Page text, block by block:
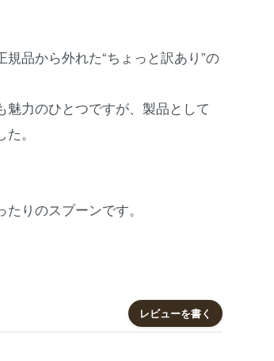
品から外れた“ちょっと訳あり”の
力のひとつですが、製品として
。
りのスプーンです。
レビューを書く